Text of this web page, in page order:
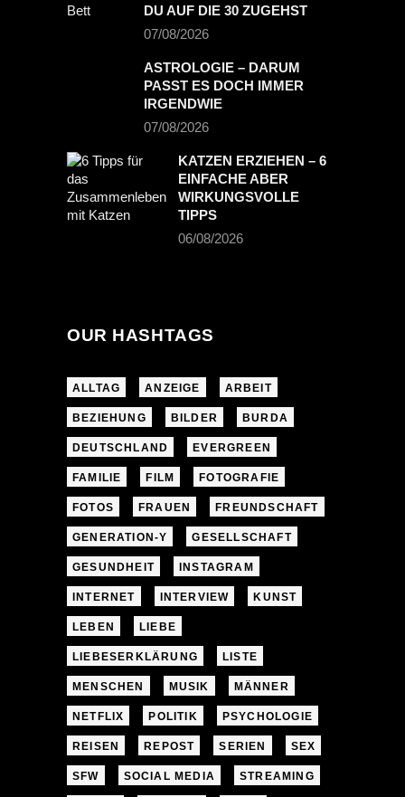
DU AUF DIE 30 ZUGEHST
07/08/2026
ASTROLOGIE – DARUM
PASST ES DOCH IMMER
IRGENDWIE
07/08/2026
KATZEN ERZIEHEN – 6
EINFACHE ABER
WIRKUNGSVOLLE
TIPPS
06/08/2026
OUR HASHTAGS
ALLTAG ANZEIGE ARBEIT
BEZIEHUNG BILDER BURDA
DEUTSCHLAND EVERGREEN
FAMILIE FILM FOTOGRAFIE
FOTOS FRAUEN FREUNDSCHAFT
GENERATION-Y GESELLSCHAFT
GESUNDHEIT INSTAGRAM
INTERNET INTERVIEW KUNST
LEBEN LIEBE
LIEBESERKLÄRUNG LISTE
MENSCHEN MUSIK MÄNNER
NETFLIX POLITIK PSYCHOLOGIE
REISEN REPOST SERIEN SEX
SFW SOCIAL MEDIA STREAMING